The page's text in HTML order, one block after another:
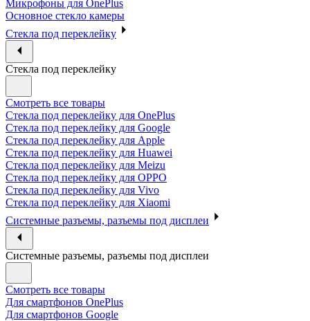
Микрофоны для OnePlus
Основное стекло камеры
Стекла под переклейку
Стекла под переклейку
Смотреть все товары
Стекла под переклейку для OnePlus
Стекла под переклейку для Google
Стекла под переклейку для Apple
Стекла под переклейку для Huawei
Стекла под переклейку для Meizu
Стекла под переклейку для OPPO
Стекла под переклейку для Vivo
Стекла под переклейку для Xiaomi
Системные разъемы, разъемы под дисплеи
Системные разъемы, разъемы под дисплеи
Смотреть все товары
Для смартфонов OnePlus
Для смартфонов Google